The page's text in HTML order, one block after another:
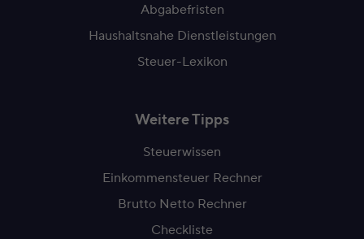
Abgabefristen
Haushaltsnahe Dienstleistungen
Steuer-Lexikon
Weitere Tipps
Steuerwissen
Einkommensteuer Rechner
Brutto Netto Rechner
Checkliste